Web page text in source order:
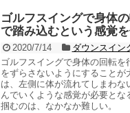
ゴルフスイングで身体
で踏み込むという感覚
2020/7/14
ダウンスイン
ゴルフスイングで身体の回転を
をずらさないようにすることが
は、左側に体が流れてしまわな
んでいくような感覚が必要とな
掴むのは、なかなか難しい。